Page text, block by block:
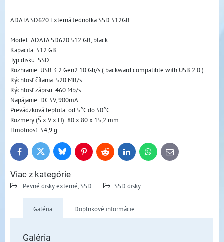
ADATA SD620 Externá Jednotka SSD 512GB
Model: ADATA SD620 512 GB, black
Kapacita: 512 GB
Typ disku: SSD
Rozhranie: USB 3.2 Gen2 10 Gb/s ( backward compatible with USB 2.0 )
Rýchlosť čítania: 520 MB/s
Rýchlosť zápisu: 460 Mb/s
Napájanie: DC 5V, 900mA
Prevádzková teplota: od 5°C do 50°C
Rozmery (Š x V x H): 80 x 80 x 15,2 mm
Hmotnosť: 54,9 g
FacebookTwitter BlueskyPinterestReddit LinkedInWhatsApp
E-
mail
Viac z kategórie
Pevné disky externé, SSD SSD disky
Galéria Doplnkové informácie
Galéria